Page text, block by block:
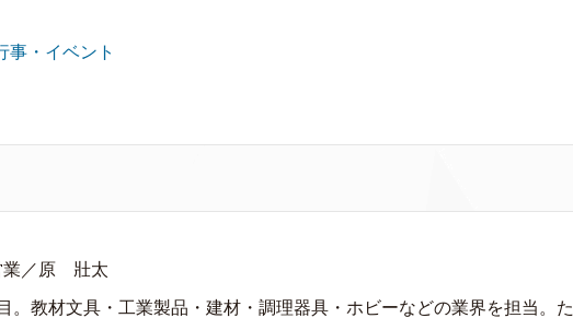
事・イベント
業／原 壯太
。教材文具・工業製品・建材・調理器具・ホビーなどの業界を担当。た